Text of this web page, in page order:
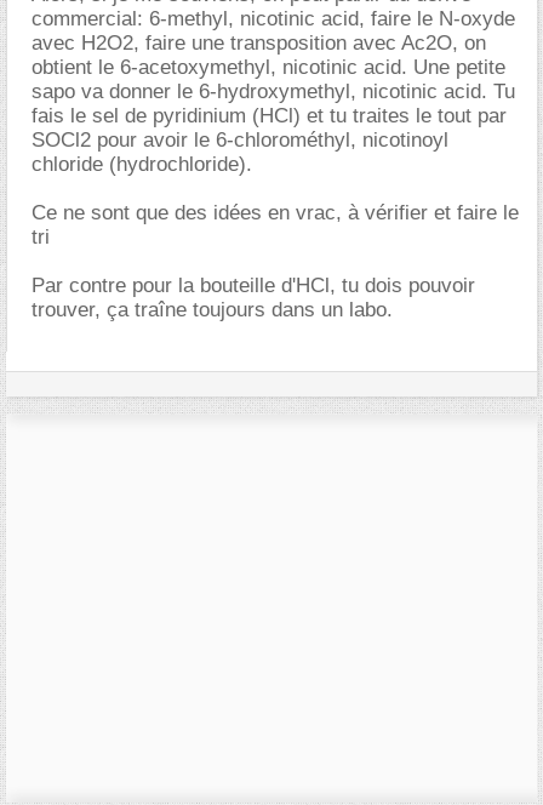
commercial: 6-methyl, nicotinic acid, faire le N-oxyde
avec H2O2, faire une transposition avec Ac2O, on
obtient le 6-acetoxymethyl, nicotinic acid. Une petite
sapo va donner le 6-hydroxymethyl, nicotinic acid. Tu
fais le sel de pyridinium (HCl) et tu traites le tout par
SOCl2 pour avoir le 6-chlorométhyl, nicotinoyl
chloride (hydrochloride).
Ce ne sont que des idées en vrac, à vérifier et faire le
tri
Par contre pour la bouteille d'HCl, tu dois pouvoir
trouver, ça traîne toujours dans un labo.